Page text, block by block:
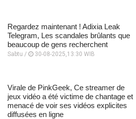
Regardez maintenant ! Adixia Leak
Telegram, Les scandales brûlants que
beaucoup de gens recherchent
Sabtu / 30-08-2025,13:30 WIB
Virale de PinkGeek, Ce streamer de
jeux vidéo a été victime de chantage et
menacé de voir ses vidéos explicites
diffusées en ligne